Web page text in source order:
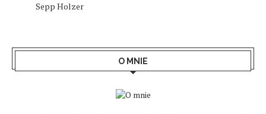
Sepp Holzer
O MNIE